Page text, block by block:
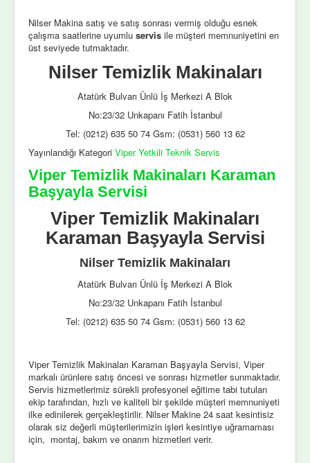
Nilser Makina satış ve satış sonrası vermiş olduğu esnek
çalışma saatlerine uyumlu servis ile müşteri memnuniyetini en
üst seviyede tutmaktadır.
Nilser Temizlik Makinaları
Atatürk Bulvarı Ünlü İş Merkezi A Blok
No:23/32 Unkapanı Fatih İstanbul
Tel: (0212) 635 50 74 Gsm: (0531) 560 13 62
Yayınlandığı Kategori Viper Yetkili Teknik Servis
Viper Temizlik Makinaları Karaman
Başyayla Servisi
Viper Temizlik Makinaları
Karaman Başyayla Servisi
Nilser Temizlik Makinaları
Atatürk Bulvarı Ünlü İş Merkezi A Blok
No:23/32 Unkapanı Fatih İstanbul
Tel: (0212) 635 50 74 Gsm: (0531) 560 13 62
Viper Temizlik Makinaları Karaman Başyayla Servisi, Viper
markalı ürünlere satış öncesi ve sonrası hizmetler sunmaktadır.
Servis hizmetlerimiz sürekli profesyonel eğitime tabi tutulan
ekip tarafından, hızlı ve kaliteli bir şekilde müşteri memnuniyeti
ilke edinilerek gerçekleştirilir. Nilser Makine 24 saat kesintisiz
olarak siz değerli müşterilerimizin işleri kesintiye uğramaması
için, montaj, bakım ve onarım hizmetleri verir.